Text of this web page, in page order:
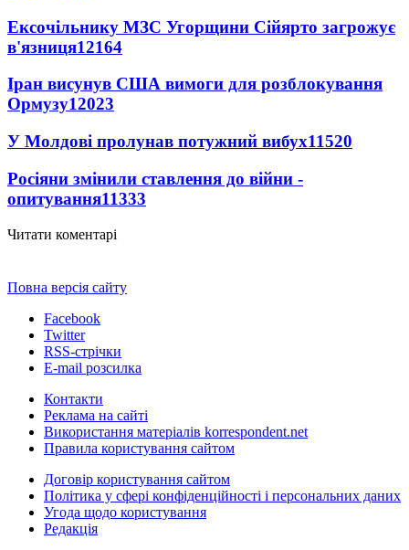
Ексочільнику МЗС Угорщини Сійярто загрожує
в'язниця12164
Іран висунув США вимоги для розблокування
Ормузу12023
У Молдові пролунав потужний вибух11520
Росіяни змінили ставлення до війни -
опитування11333
Читати коментарі
Повна версія сайту
Facebook
Twitter
RSS-стрічки
E-mail розсилка
Контакти
Реклама на сайті
Використання матеріалів korrespondent.net
Правила користування сайтом
Договір користування сайтом
Політика у сфері конфіденційності і персональних даних
Угода щодо користування
Редакція